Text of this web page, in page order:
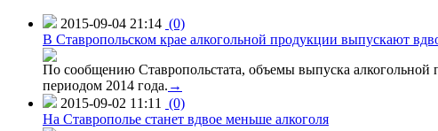
2015-09-04 21:14 (0)
В Ставропольском крае алкогольной продукции выпускают
По сообщению Ставропольстата, объемы выпуска
периодом 2014 года. →
2015-09-02 11:11
(0)
На Ставрополье станет вдвое меньше алкоголя